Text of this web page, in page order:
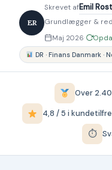
ER
Skrevet afEmil
Grundlægger &
Maj 2026·
DR · Finans Danmark ·
Over
4,8 / 5 i
⏱